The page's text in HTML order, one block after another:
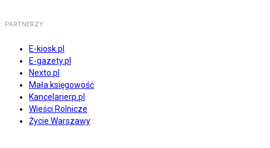
PARTNERZY
E-kiosk.pl
E-gazety.pl
Nexto.pl
Mała księgowość
Kancelarierp.pl
Wieści Rolnicze
Życie Warszawy